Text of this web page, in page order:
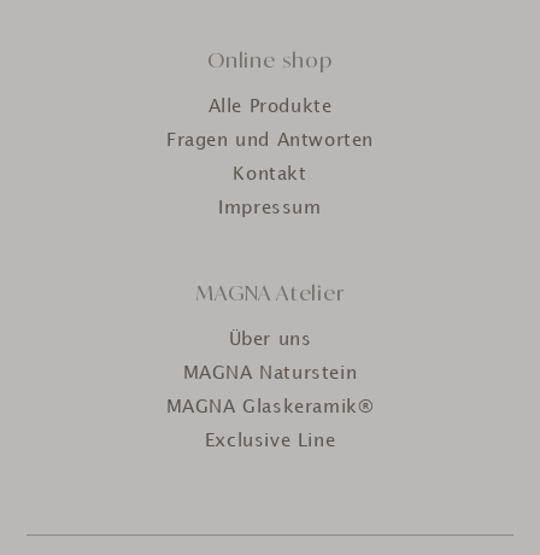
Online shop
Alle Produkte
Fragen und Antworten
Kontakt
Impressum
MAGNA Atelier
Über uns
MAGNA Naturstein
MAGNA Glaskeramik®
Exclusive Line